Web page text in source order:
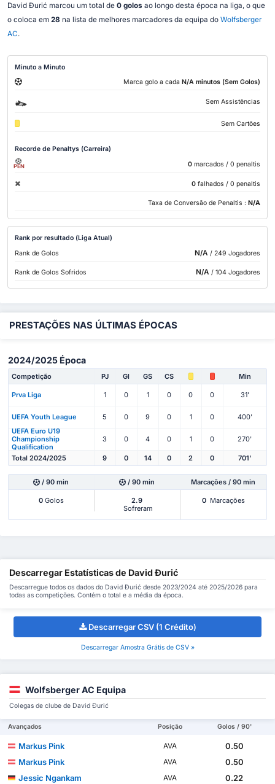
David Đurić marcou um total de 0 golos ao longo desta época na liga, o que
o coloca em 28 na lista de melhores marcadores da equipa do Wolfsberger
AC.
Minuto a Minuto
Marca golo a cada N/A minutos (Sem Golos)
Sem Assistências
Sem Cartões
Recorde de Penaltys (Carreira)
PEN 0 marcados / 0 penaltis
0 falhados / 0 penaltis
Taxa de Conversão de Penaltis : N/A
Rank por resultado (Liga Atual)
Rank de Golos
N/A / 249 Jogadores
Rank de Golos Sofridos N/A / 104 Jogadores
PRESTAÇÕES NAS ÚLTIMAS ÉPOCAS
2024/2025 Época
Competição PJ Gl GS CS Min
Prva Liga 1 0 1 0 0 0 31'
UEFA Youth League 5 0 9 0 1 0
400'
UEFA Euro U19
Championship
Qualification
3 0 4 0 1 0 270'
Total 2024/2025 9 0 14 0 2 0 701'
/ 90 min / 90 min Marcações / 90 min
0Golos
2.9
Sofreram
0 Marcações
Descarregar Estatísticas de David Đurić
Descarregue todos os dados do David Đurić desde 2023/2024 até 2025/2026 para
todas as competições. Contém o total e a média da época.
Descarregar CSV (1 Crédito)
Descarregar Amostra Grátis de CSV »
Wolfsberger AC Equipa
Colegas de clube de David Đurić
Avançados Posição Golos / 90'
Markus Pink AVA
0.50
Markus Pink
AVA
0.50
Jessic Ngankam
AVA
0.22